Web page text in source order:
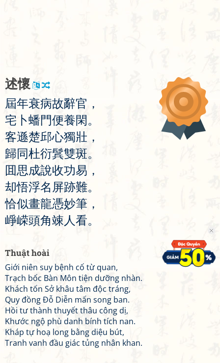
述懷
屆年衰病故辭官 ，
宅 卜蟠門便養閑。
客遜楚邱心獨壯 ，
歸同杜衍鬂雙斑。
囬思成說收功易 ，
却悟浮名 屏跡難。
恰似畫龍憑妙筆 ，
崢嵘頭角竦 人看。
Thuật hoài
Giới niên suy bệnh cố từ quan,
Trạch bốc Bàn Môn tiện dưỡng nhàn.
Khách tốn Sở khâu tâm độc tráng,
Quy đồng Đỗ Diễn mấn song ban.
Hồi tư thành thuyết thâu công dị,
Khước ngộ phù danh bính tích nan.
Kháp tự hoạ long bằng diệu bút,
Tranh vanh đầu giác tủng nhân khan.